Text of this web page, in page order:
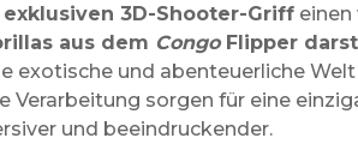
exklusiven 3D-Shooter-Griffeinen
aus dem CongoFlipper
exotische und abenteuerliche
sorgen für eine
und beeindruckender.